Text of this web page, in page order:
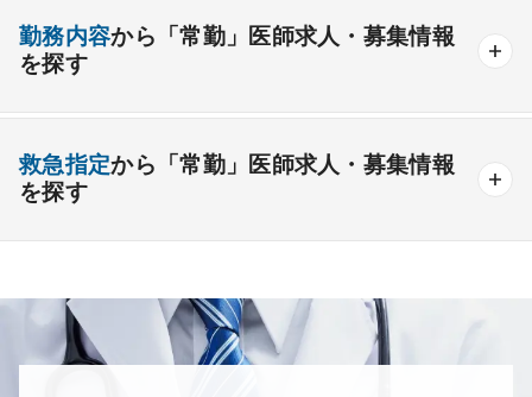
その他
心療内科 泌尿器科 眼科 耳鼻咽喉科
皮膚科
放射線科 救命救急科 病理科 その他
外来のみの勤務可能 給与インセンティブ制度あり
夜間当直なしの勤務可
後期研修可能 週4日の勤務可能
オンコールなしの勤務可能 セカンドキャリア歓迎
療養＋精神
勤務内容から「常勤」医師求人・募集情報
を探す
検査
救急指定から「常勤」医師求人・募集情報
を探す